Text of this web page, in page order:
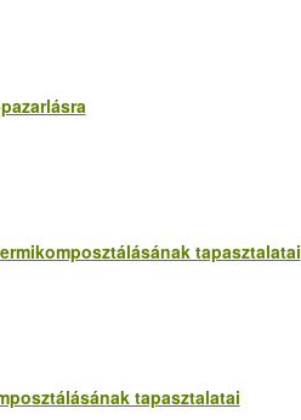
tapasztalatai
tapasztalatai